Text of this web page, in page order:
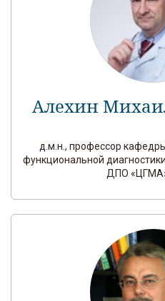
Алехин
д.м.н., профессор
функциональной
ДПО